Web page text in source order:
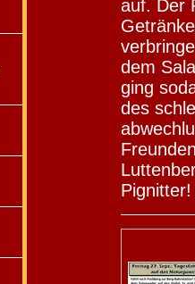
auf. Der
dem
ging
des
Pignitter!